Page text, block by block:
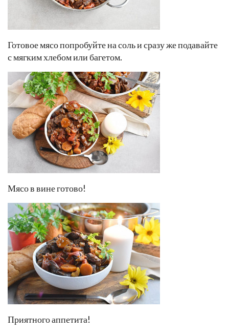
Готовое мясо попробуйте на соль и сразу же подавайте
с мягким хлебом или багетом.
Мясо в вине готово!
Приятного аппетита!